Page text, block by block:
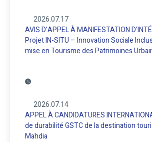
2026.07.17
AVIS D’APPEL À MANIFESTATION
Projet IN-SITU – Innovation Sociale
mise en Tourisme des Patrimoines
2026.07.14
APPEL À CANDIDATURES
de durabilité GSTC de la destination
Mahdia